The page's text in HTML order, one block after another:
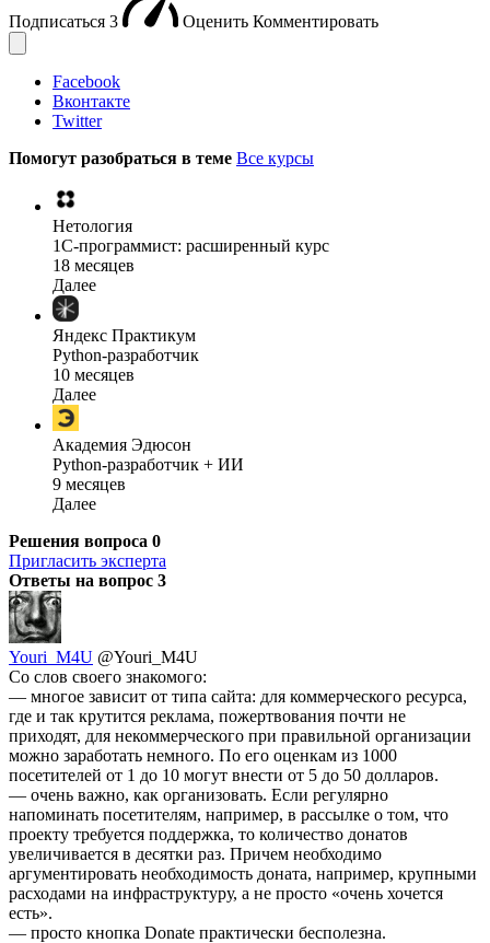
Подписаться 3 Оценить Комментировать
Facebook
Вконтакте
Twitter
Помогут разобраться в теме Все курсы
Нетология
1C-программист: расширенный курс
18 месяцев
Далее
Яндекс Практикум
Python-разработчик
10 месяцев
Далее
Академия Эдюсон
Python-разработчик + ИИ
9 месяцев
Далее
Решения вопроса 0
Пригласить эксперта
Ответы на вопрос 3
Youri_M4U @Youri_M4U
Со слов своего знакомого:
— многое зависит от типа сайта: для коммерческого ресурса,
где и так крутится реклама, пожертвования почти не
приходят, для некоммерческого при правильной организации
можно заработать немного. По его оценкам из 1000
посетителей от 1 до 10 могут внести от 5 до 50 долларов.
— очень важно, как организовать. Если регулярно
напоминать посетителям, например, в рассылке о том, что
проекту требуется поддержка, то количество донатов
увеличивается в десятки раз. Причем необходимо
аргументировать необходимость доната, например, крупными
расходами на инфраструктуру, а не просто «очень хочется
есть».
— просто кнопка Donate практически бесполезна.